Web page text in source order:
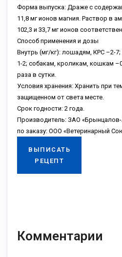
Форма выпуска: Драже с
11,8 мг ионов магния. Раствор в
102,3 и 33,7 мг ионов
Способ применения и дозы
Внутрь (мг/кг): лошадям, КРС –2-
1-2; собакам, кроликам, кошкам
раза в сутки.
Условия хранения: Хранить при
защищенном от света месте.
Срок годности: 2 года.
Производитель: ЗАО
по заказу: ООО «Ветеринарный
ВЫПИСАТЬ
РЕЦЕПТ
Комментарии